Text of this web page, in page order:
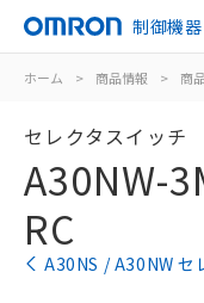
制御機器
ホーム > 商品情報 > 商
セレクタスイッチ
A30NW-
RC
A30NS / A30NW セ